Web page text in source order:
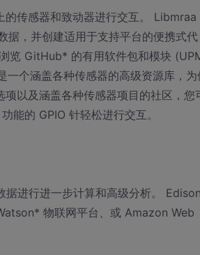
传感器和致动器进行交互。 Libmraa
据，并创建适用于支持平台的便携式代
览 GitHub* 的有用软件包和模块
个涵盖各种传感器的高级资源库，为
以及涵盖各种传感器项目的社区，您
能的 GPIO 针轻松进行交互。
进行进一步计算和高级分析。
物联网平台、或 Amazon Web